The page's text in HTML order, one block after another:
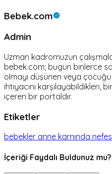
Bebek.com
Admin
Uzman kadromuzun
bebek.com; bugün binlerce
olmayı düşünen veya
ihtiyacını karşılayabildikleri,
içeren bir portaldır.
Etiketler
bebekler anne karnında nefes
İçeriği Faydalı Buldunuz mu?